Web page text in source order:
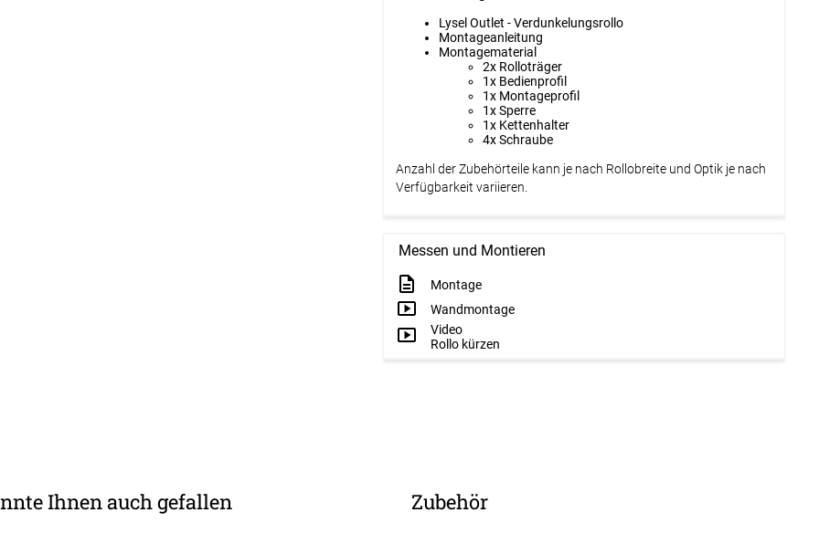
Lysel Outlet - Verdunkelungsrollo
Montageanleitung
Montagematerial
2x Rolloträger
1x Bedienprofil
1x Montageprofil
1x Sperre
1x Kettenhalter
4x Schraube
Anzahl der Zubehörteile kann je nach Rollobreite und Optik je nach
Verfügbarkeit variieren.
Messen und Montieren
Montage
Wandmontage
Video
Rollo kürzen
Ihnen auch gefallen Zubehör